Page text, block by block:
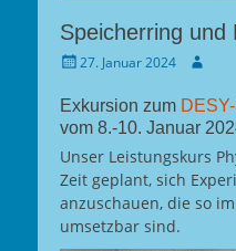
Speicherring und
Gepostet
27. Januar 2024 Autor
Exkursion zum
vom 8.-10. Januar
Unser Leistungskurs
Zeit geplant, sich
anzuschauen, die so
umsetzbar sind.